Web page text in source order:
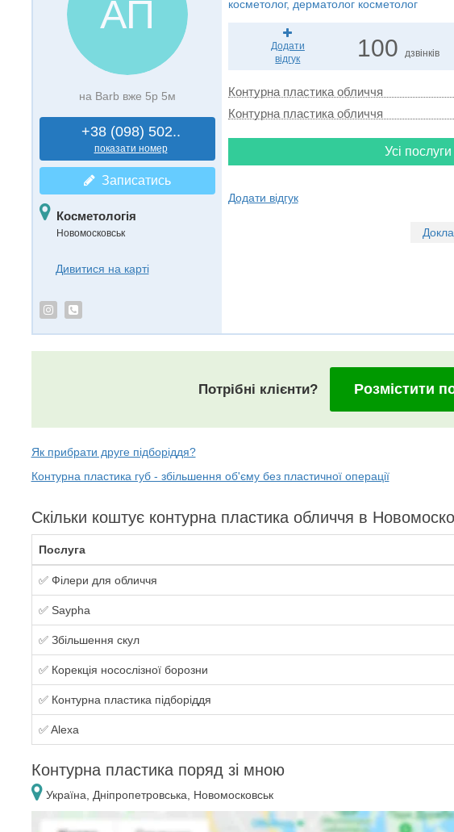
АП
на Barb вже 5р 5м
+38 (098) 502..
показати номер
Записатись
Косметологія
Новомосковськ
Дивитися на карті
косметолог, дерматолог косметолог
Додати
відгук
100 дзвінків
Контурна пластика обличчя
Контурна пластика обличчя
Усі
Додати відгук
Потрібні клієнти? Розмістити
Як прибрати друге підборіддя?
Контурна пластика губ - збільшення об'єму без пластичної операції
Скільки коштує контурна пластика обличчя в
Послуга
✅ Філери для обличчя
✅ Saypha
✅ Збільшення скул
✅ Корекція носослізної борозни
✅ Контурна пластика підборіддя
✅ Alexa
Контурна пластика поряд зі мною
Україна, Дніпропетровська, Новомосковськ